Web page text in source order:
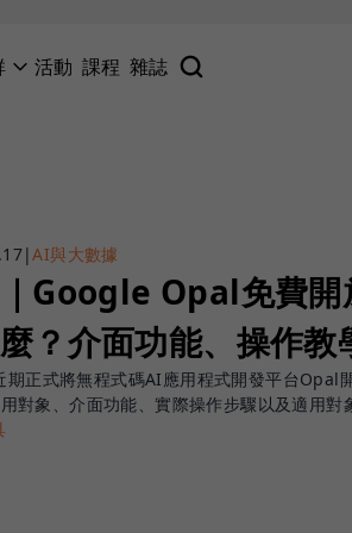
活動 課程 雜誌
|AI與大數據
Google Opal免費
？介面功能、操作教
期正式將無程式碼AI應用程式開發平台Opal
對象、介面功能、實際操作步驟以及適用對